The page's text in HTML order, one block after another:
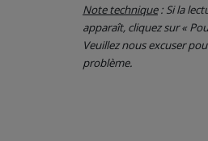
Note technique: Si la
apparaît, cliquez sur «
Veuillez nous excuser
problème.